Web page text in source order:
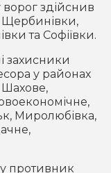
здійснив
Щербинівки,
та Софіївки.
захисники
у районах
Шахове,
Миролюбівка,
противник